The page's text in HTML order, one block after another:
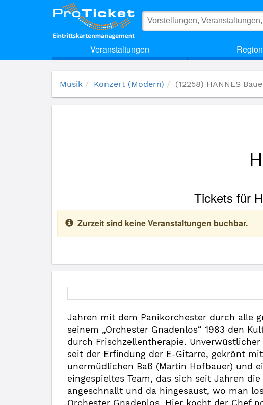
Veranstaltungen
(12258) HANNES Bauer - LIVE
Musik Konzert (Modern) (12258) HANNES
Tickets für
Zurzeit sind keine Veranstaltungen buchbar.
Jahren mit dem Panikorchester durch alle
seinem „Orchester Gnadenlos“ 1983 den
durch Frischzellentherapie.
seit der Erfindung der E-Gitarre, gekrönt
unermüdlichen Baß (Martin Hofbauer) und
eingespieltes Team, das sich seit Jahren
angeschnallt und da hingesaust, wo man
Orchester Gnadenlos. Hier kocht der Chef